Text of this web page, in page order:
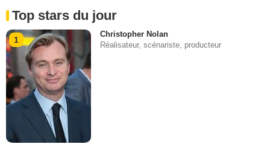
Top stars du jour
1
Christopher Nolan
Réalisateur, scénariste, producteur